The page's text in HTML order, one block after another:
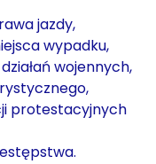
jazdy,
wypadku,
wojennych,
protestacyjnych